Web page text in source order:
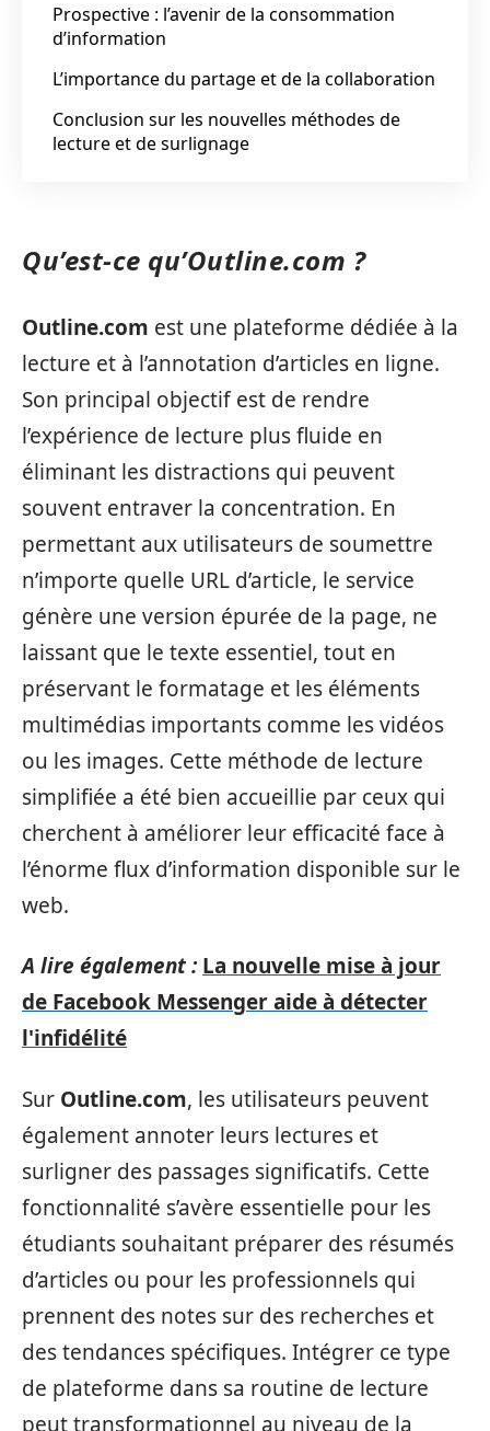
Prospective : l’avenir de la consommation
d’information
L’importance du partage et de la collaboration
Conclusion sur les nouvelles méthodes de
lecture et de surlignage
Qu’est-ce qu’Outline.com ?
Outline.com est une plateforme dédiée à la
lecture et à l’annotation d’articles en ligne.
Son principal objectif est de rendre
l’expérience de lecture plus fluide en
éliminant les distractions qui peuvent
souvent entraver la concentration. En
permettant aux utilisateurs de soumettre
n’importe quelle URL d’article, le service
génère une version épurée de la page, ne
laissant que le texte essentiel, tout en
préservant le formatage et les éléments
multimédias importants comme les vidéos
ou les images. Cette méthode de lecture
simplifiée a été bien accueillie par ceux qui
cherchent à améliorer leur efficacité face à
l’énorme flux d’information disponible sur le
web.
A lire également : La nouvelle mise à jour
de Facebook Messenger aide à détecter
l'infidélité
Sur Outline.com, les utilisateurs peuvent
également annoter leurs lectures et
surligner des passages significatifs. Cette
fonctionnalité s’avère essentielle pour les
étudiants souhaitant préparer des résumés
d’articles ou pour les professionnels qui
prennent des notes sur des recherches et
des tendances spécifiques. Intégrer ce type
de plateforme dans sa routine de lecture
peut transformationnel au niveau de la